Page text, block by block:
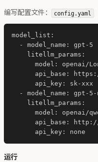
编写配置文件：
config.yaml
model_list:
  - model_name: gpt-5
    litellm_params:
model: openai/
api_base:
      api_key: sk-xxx
- model_name: gpt-5-
    litellm_params:
model: openai/
api_base:
运行